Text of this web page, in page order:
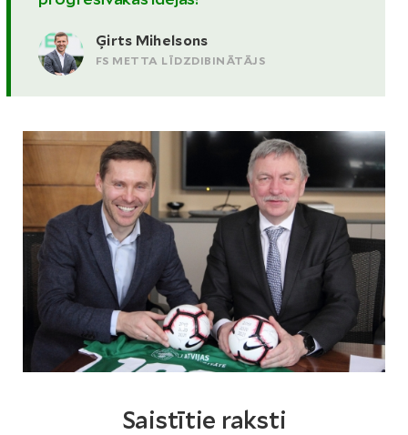
Ģirts Mihelsons
FS METTA LĪDZDIBINĀTĀJS
Saistītie raksti